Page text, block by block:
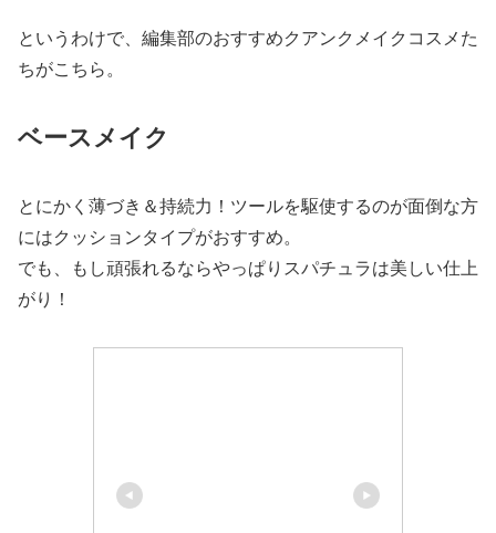
というわけで、編集部のおすすめクアンクメイクコスメた
ちがこちら。
ベースメイク
とにかく薄づき＆持続力！ツールを駆使するのが面倒な方
にはクッションタイプがおすすめ。
でも、もし頑張れるならやっぱりスパチュラは美しい仕上
がり！